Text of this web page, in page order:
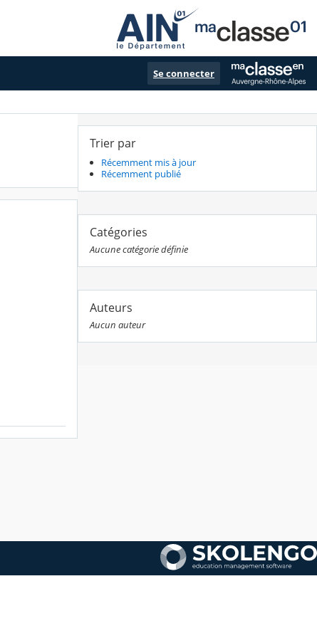
Se connecter
Trier par
Récemment mis à jour
Récemment publié
Catégories
Aucune catégorie définie
Auteurs
Aucun auteur